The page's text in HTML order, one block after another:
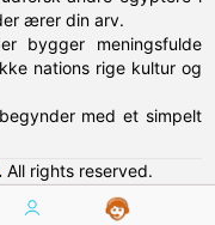
ærer din arv.
bygger meningsfulde
nations rige kultur og
med et simpelt
. All rights reserved.